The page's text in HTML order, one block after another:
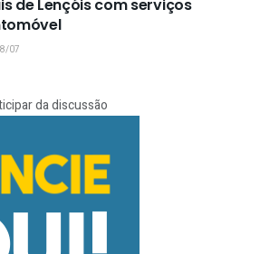
de Lençóis com serviços
07
da discussão